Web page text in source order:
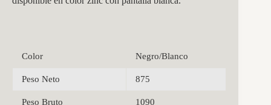
Color Negro/Blanco
Peso Neto 875
Peso Bruto 1090